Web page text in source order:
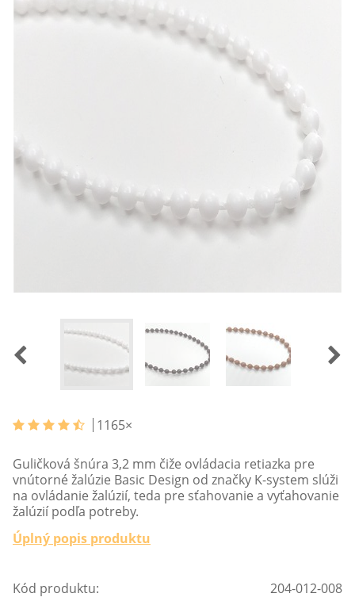
1165×
Guličková šnúra 3,2 mm čiže ovládacia retiazka pre
vnútorné žalúzie Basic Design od značky K-system slúži
na ovládanie žalúzií, teda pre sťahovanie a vyťahovanie
žalúzií podľa potreby.
Úplný popis produktu
Kód produktu:
204-012-008